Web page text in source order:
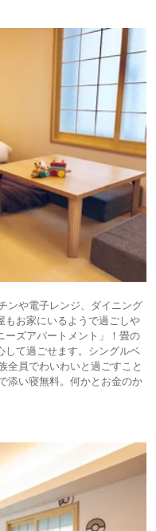
ンや電子レンジ、ダイニング
もお家にいるようで過ごしや
ーズアパートメント」！畳の
して過ごせます。シングルベ
全員でわいわいと過ごすこと
添い寝無料。何かとお金のか